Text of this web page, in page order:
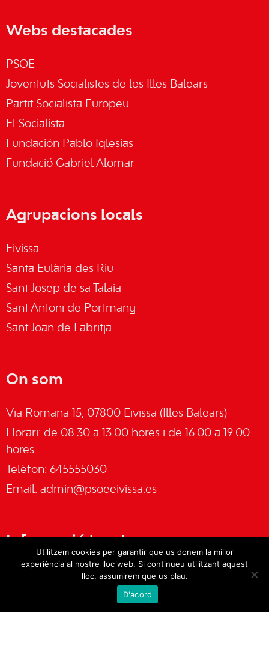
Webs destacades
PSOE
Joventuts Socialistes de les Illes Balears
Partit Socialista Europeu
El Socialista
Fundación Pablo Iglesias
Fundació Gabriel Alomar
Agrupacions locals
Eivissa
Santa Eulària des Riu
Sant Josep de sa Talaia
Sant Antoni de Portmany
Sant Joan de Labritja
On som
Via Romana 15, 07800 Eivissa (Illes Balears)
Horari: de 08.30 a 13.00 hores i de 16.00 a 19.00
hores.
Telèfon: 645555030
Email: admin@psoeeivissa.es
Informació legal
Política de privacitat
Utilitzem cookies per garantir que us donem la millor
experiència al nostre lloc web. Si continueu utilitzant aquest
lloc, assumirem que us plau.
D'acord